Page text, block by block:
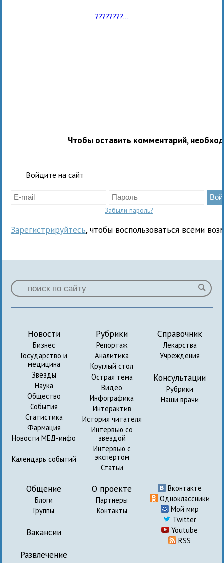
????????...
Чтобы оставить комментарий,
Войдите на сайт
Забыли пароль?
Зарегистрируйтесь, чтобы воспользоваться всеми
Новости
Бизнес
Государство и
медицина
Звезды
Наука
Общество
События
Статистика
Фармация
Новости МЕД-инфо
Календарь событий
Рубрики
Репортаж
Аналитика
Круглый стол
Острая тема
Видео
Инфографика
Интерактив
История читателя
Интервью со
звездой
Интервью с
экспертом
Статьи
Справочник
Лекарства
Учреждения
Консультации
Рубрики
Наши врачи
Общение
Блоги
Группы
Вакансии
Развлечение
О проекте
Партнеры
Контакты
Вконтакте
Одноклассники
Мой мир
Twitter
Youtube
RSS